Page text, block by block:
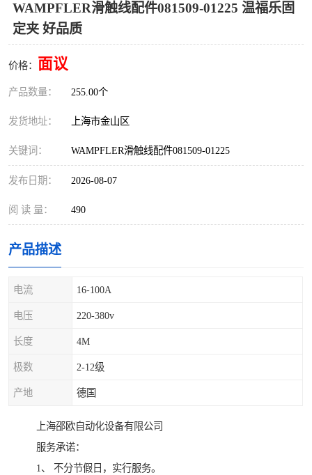
WAMPFLER滑触线配件081509-01225 温福乐固
定夹 好品质
价格： 面议
产品数量： 255.00个
发货地址： 上海市金山区
关键词： WAMPFLER滑触线配件081509-01225
发布日期： 2026-08-07
阅 读 量： 490
产品描述
电流 16-100A
电压 220-380v
长度 4M
极数 2-12级
产地 德国
上海邵欧自动化设备有限公司
服务承诺：
1、 不分节假日，实行服务。
MYCOM步进电机
Warner Linear